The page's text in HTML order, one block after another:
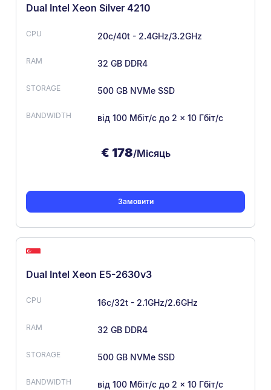
Dual Intel Xeon Silver 4210
20c/40t - 2.4GHz/3.2GHz
32 GB DDR4
500 GB NVMe SSD
від 100 Мбіт/с до 2 × 10 Гбіт/с
€ 178/Місяць
Замовити
Dual Intel Xeon E5-2630v3
16c/32t - 2.1GHz/2.6GHz
32 GB DDR4
500 GB NVMe SSD
від 100 Мбіт/с до 2 × 10 Гбіт/с